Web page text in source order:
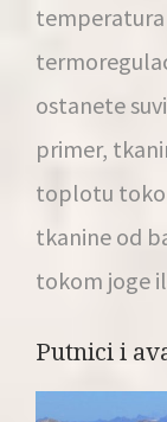
ostanete
primer,
toplotu
tkanine od
tokom joge
Putnici i